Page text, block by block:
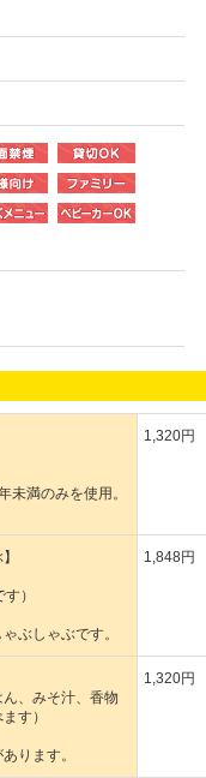
未満のみを使用。
1,320円
）
ぶしゃぶです。
1,848円
、みそ汁、香物
す）
ります。
1,320円